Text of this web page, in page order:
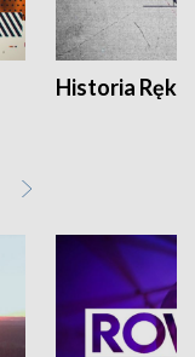
Historia Ręką